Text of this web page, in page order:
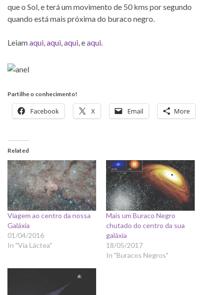
que o Sol, e terá um movimento de 50 kms por segundo
quando está mais próxima do buraco negro.
Leiamaqui aqui aqui , eaqui
Partilhe o conhecimento!
Facebook X Email More
Related
Viagem ao centro da nossa
Galáxia
01/04/2016
In "Via Láctea"
Mais um Buraco Negro
chutado do centro da sua
galáxia
18/05/2017
In "Buracos Negros"